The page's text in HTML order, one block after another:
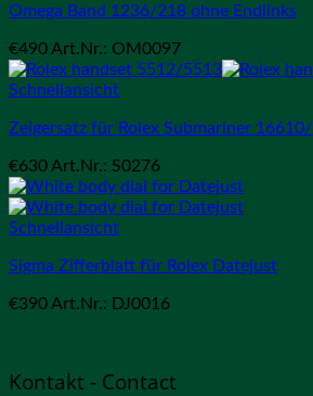
Omega Band 1236/218 ohne Endlinks
€490 Art.Nr.: OM0097
Schnellansicht
Zeigersatz für Rolex Submariner
€630 Art.Nr.: S0276
Schnellansicht
Sigma Zifferblatt für Rolex Datejust
€390 Art.Nr.: DJ0016
Kontakt - Contact